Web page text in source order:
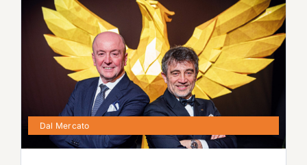
Dal Mercato